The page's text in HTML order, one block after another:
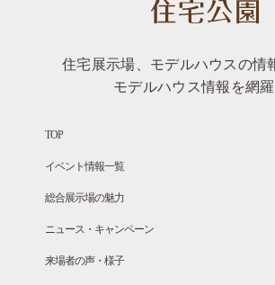
住宅展示場、モデルハウスの情
モデルハウス情報を網羅
TOP
イベント情報一覧
総合展示場の魅力
ニュース・キャンペーン
来場者の声・様子